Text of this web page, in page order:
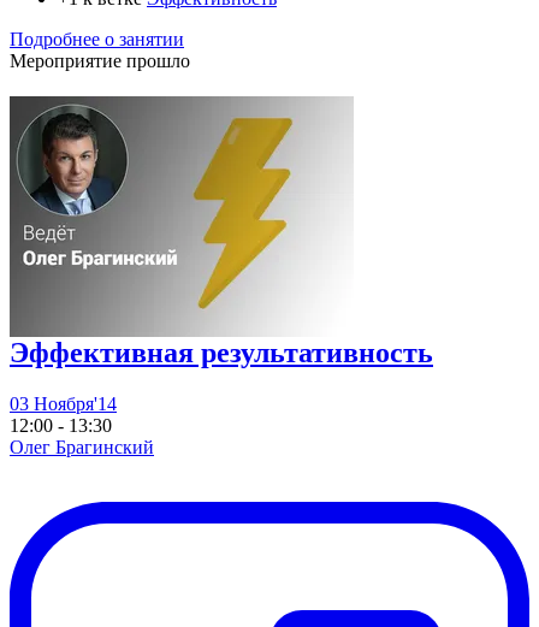
Подробнее о занятии
Мероприятие прошло
Эффективная результативность
03 Ноября'14
12:00 - 13:30
Олег Брагинский